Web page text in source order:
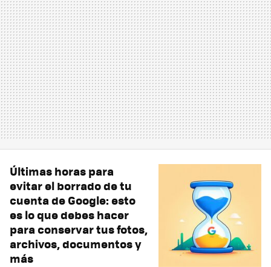
Últimas horas para
evitar el borrado de tu
cuenta de Google: esto
es lo que debes hacer
para conservar tus fotos,
archivos, documentos y
más